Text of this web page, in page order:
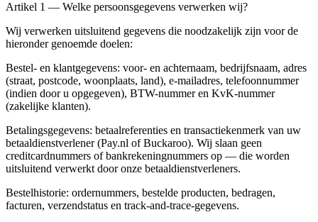
Artikel 1 — Welke persoonsgegevens verwerken wij?
Wij verwerken uitsluitend gegevens die noodzakelijk zijn voor de
hieronder genoemde doelen:
Bestel- en klantgegevens: voor- en achternaam, bedrijfsnaam, adres
(straat, postcode, woonplaats, land), e-mailadres, telefoonnummer
(indien door u opgegeven), BTW-nummer en KvK-nummer
(zakelijke klanten).
Betalingsgegevens: betaalreferenties en transactiekenmerk van uw
betaaldienstverlener (Pay.nl of Buckaroo). Wij slaan geen
creditcardnummers of bankrekeningnummers op — die worden
uitsluitend verwerkt door onze betaaldienstverleners.
Bestelhistorie: ordernummers, bestelde producten, bedragen,
facturen, verzendstatus en track-and-trace-gegevens.